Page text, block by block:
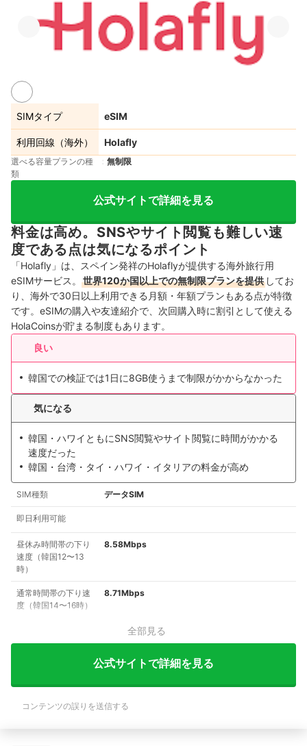
SIMタイプ eSIM
利用回線（海外） Holafly
選べる容量プランの種
類
無制限
公式サイトで詳細を見る
料金は高め。SNSやサイト閲覧も難しい速
度である点は気になるポイント
「Holafly」は、スペイン発祥のHolaflyが提供する海外旅行用
eSIMサービス。
世界120か国以上での無制限プランを提供 してお
り、海外で30日以上利用できる月額・年額プランもある点が特徴
です。eSIMの購入や友達紹介で、次回購入時に割引として使える
HolaCoinsが貯まる制度もあります。
良い
韓国での検証では1日に8GB使うまで制限がかからなかった
気になる
韓国・ハワイともにSNS閲覧やサイト閲覧に時間がかかる
速度だった
韓国・台湾・タイ・ハワイ・イタリアの料金が高め
SIM種類 データSIM
即日利用可能
昼休み時間帯の下り
速度（韓国12〜13
時）
8.58Mbps
通常時間帯の下り速
度（韓国14〜16時）
8.71Mbps
全部見る
公式サイトで詳細を見る
コンテンツの誤りを送信する